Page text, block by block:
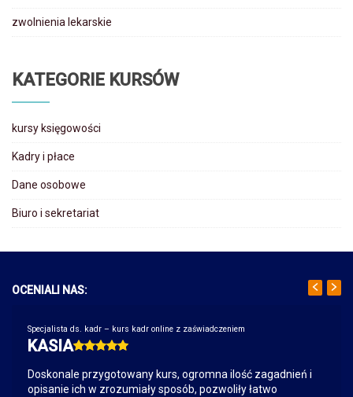
zwolnienia lekarskie
KATEGORIE KURSÓW
kursy księgowości
Kadry i płace
Dane osobowe
Biuro i sekretariat
OCENIALI NAS:
Specjalista ds. kadr – kurs kadr online z zaświadczeniem
KASIA
Doskonale przygotowany kurs, ogromna ilość zagadnień i
opisanie ich w zrozumiały sposób, pozwoliły łatwo